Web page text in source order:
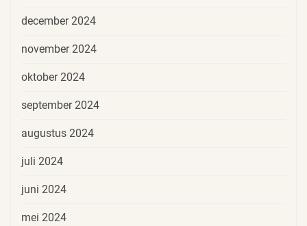
december 2024
november 2024
oktober 2024
september 2024
augustus 2024
juli 2024
juni 2024
mei 2024